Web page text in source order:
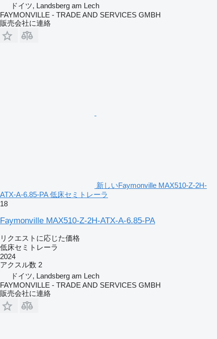
ドイツ, Landsberg am Lech
FAYMONVILLE - TRADE AND SERVICES GMBH
販売会社に連絡
新しいFaymonville MAX510-Z-2H-
ATX-A-6.85-PA 低床セミトレーラ
18
Faymonville MAX510-Z-2H-ATX-A-6.85-PA
リクエストに応じた価格
低床セミトレーラ
2024
アクスル数 2
ドイツ, Landsberg am Lech
FAYMONVILLE - TRADE AND SERVICES GMBH
販売会社に連絡